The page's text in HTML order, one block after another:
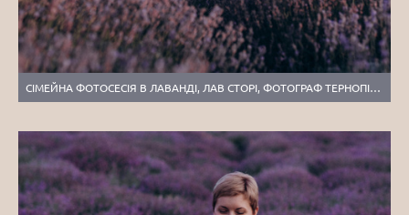
СІМЕЙНА ФОТОСЕСІЯ В ЛАВАНДІ, ЛАВ СТОРІ, ФОТОГРАФ ТЕРНОПІЛЬ, ФОТОСЕСІЯ В СОНЯХАХ